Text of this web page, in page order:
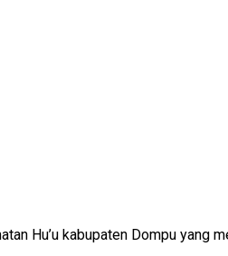
Hu’u kabupaten Dompu yang